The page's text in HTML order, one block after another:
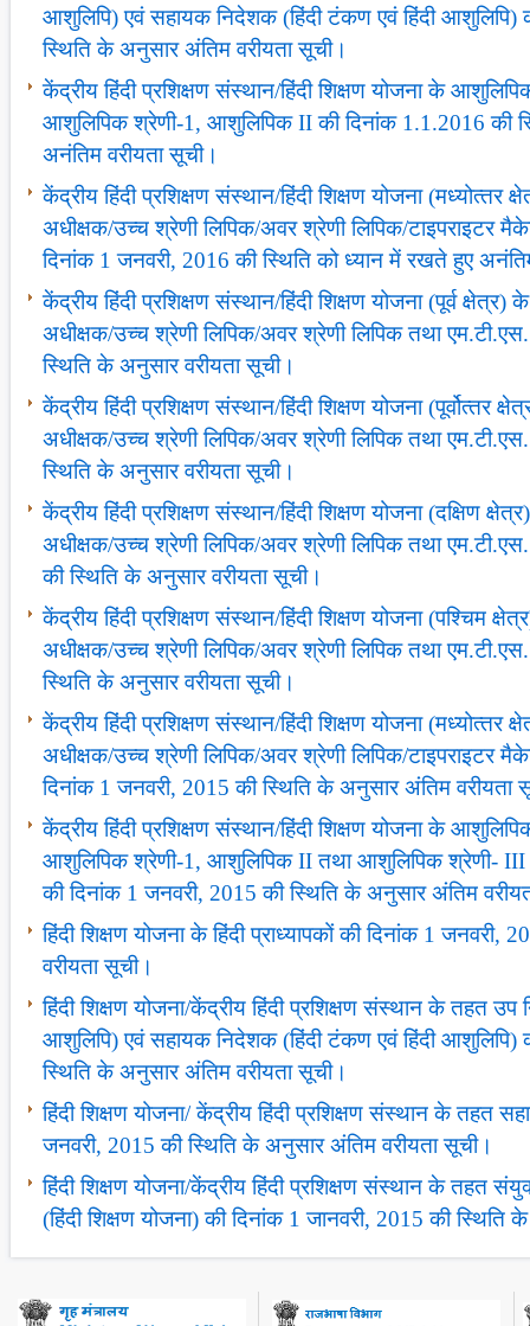
आशुलिपि) एवं सहायक निदेशक (हिंदी टंकण एवं हिंदी आशुलिपि)
स्थिति के अनुसार अंतिम वरीयता सूची।
केंद्रीय हिंदी प्रशिक्षण संस्‍थान/हिंदी शिक्षण योजना के
आशुलिपिक श्रेणी-1, आशुलिपिक II की दिनांक 1.1.2016 की
अनंतिम वरीयता सूची।
केंद्रीय हिंदी प्रशिक्षण संस्‍थान/हिंदी शिक्षण योजना (मध्‍योत्‍तर
अधीक्षक/उच्‍च श्रेणी लिपिक/अवर श्रेणी लिपिक/टाइपराइटर
दिनांक 1 जनवरी, 2016 की स्थिति को ध्‍यान में रखते हुए
केंद्रीय हिंदी प्रशिक्षण संस्‍थान/हिंदी शिक्षण योजना (पूर्व क्षेत्र)
अधीक्षक/उच्‍च श्रेणी लिपिक/अवर श्रेणी लिपिक तथा
स्थिति के अनुसार वरीयता सूची।
केंद्रीय हिंदी प्रशिक्षण संस्‍थान/हिंदी शिक्षण योजना (पूर्वोत्‍तर
अधीक्षक/उच्‍च श्रेणी लिपिक/अवर श्रेणी लिपिक तथा
स्थिति के अनुसार वरीयता सूची।
केंद्रीय हिंदी प्रशिक्षण संस्‍थान/हिंदी शिक्षण योजना (दक्षिण
अधीक्षक/उच्‍च श्रेणी लिपिक/अवर श्रेणी लिपिक तथा
की स्थिति के अनुसार वरीयता सूची।
केंद्रीय हिंदी प्रशिक्षण संस्‍थान/हिंदी शिक्षण योजना (पश्चिम
अधीक्षक/उच्‍च श्रेणी लिपिक/अवर श्रेणी लिपिक तथा
स्थिति के अनुसार वरीयता सूची।
केंद्रीय हिंदी प्रशिक्षण संस्‍थान/हिंदी शिक्षण योजना (मध्‍योत्‍तर
अधीक्षक/उच्‍च श्रेणी लिपिक/अवर श्रेणी लिपिक/टाइपराइटर
दिनांक 1 जनवरी, 2015 की स्थिति के अनुसार अंतिम वरीयता
केंद्रीय हिंदी प्रशिक्षण संस्‍थान/हिंदी शिक्षण योजना के
आशुलिपिक श्रेणी-1, आशुलिपिक II तथा आशुलिपिक श्रेणी- III के
की दिनांक 1 जनवरी, 2015 की स्थिति के अनुसार अंतिम
हिंदी शिक्षण योजना के हिंदी प्राध्‍यापकों की दिनांक 1
वरीयता सूची।
हिंदी शिक्षण योजना/केंद्रीय हिंदी प्रशिक्षण संस्‍थान के तहत उप
आशुलिपि) एवं सहायक निदेशक (हिंदी टंकण एवं हिंदी आशुलिपि)
स्थिति के अनुसार अंतिम वरीयता सूची।
हिंदी शिक्षण योजना/ केंद्रीय हिंदी प्रशिक्षण संस्‍थान के तहत
जनवरी, 2015 की स्थिति के अनुसार अंतिम वरीयता सूची।
हिंदी शिक्षण योजना/केंद्रीय हिंदी प्रशिक्षण संस्‍थान के तहत
(हिंदी शिक्षण योजना) की दिनांक 1 जानवरी, 2015 की